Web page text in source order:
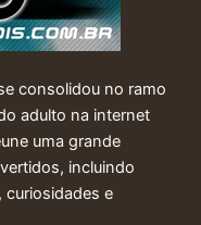
consolidou no ramo
adulto na internet
uma grande
incluindo
curiosidades e